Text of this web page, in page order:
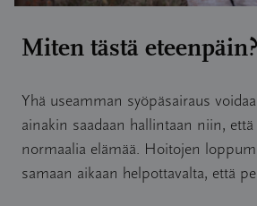
Miten tästä eteenpäin?
Yhä useamman syöpäsairaus
ainakin saadaan hallintaan niin, että
normaalia elämää. Hoitojen
samaan aikaan helpottavalta, että